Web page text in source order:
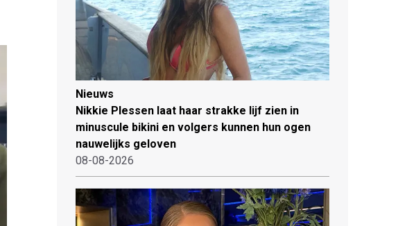
Nieuws
Nikkie Plessen laat haar strakke lijf zien in
minuscule bikini en volgers kunnen hun ogen
nauwelijks geloven
08-08-2026